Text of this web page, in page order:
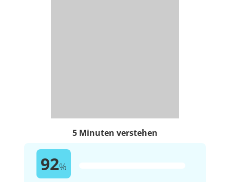
5 Minuten verstehen
92%